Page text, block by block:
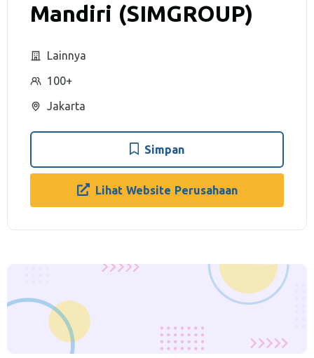
Mandiri (SIMGROUP)
Lainnya
100+
Jakarta
Simpan
Lihat Website Perusahaan